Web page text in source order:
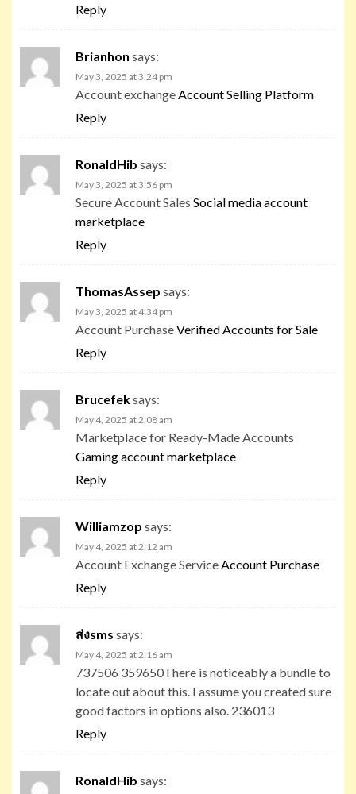
Reply
Brianhon says:
May 3, 2025 at 3:24 pm
Account exchange Account Selling Platform
Reply
RonaldHib says:
May 3, 2025 at 3:56 pm
Secure Account Sales Social media account
marketplace
Reply
ThomasAssep says:
May 3, 2025 at 4:34 pm
Account PurchaseVerified Accounts for Sale
Reply
Brucefeksays:
May 4, 2025 at 2:08 am
Marketplace for Ready-Made Accounts
Gaming account marketplace
Reply
Williamzop says:
May 4, 2025 at 2:12 am
Account Exchange Service Account Purchase
Reply
ส่งsms says:
May 4, 2025 at 2:16 am
737506 359650There is noticeably a bundle to
locate out about this. I assume you created sure
good factors in options also. 236013
Reply
RonaldHib says: